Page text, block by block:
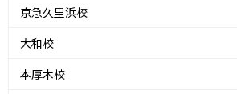
京急久里浜校
大和校
本厚木校